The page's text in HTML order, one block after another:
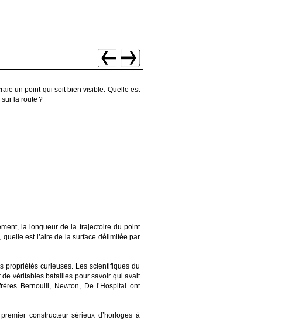
un point qui soit bien visible. Quelle est
la route ?
la longueur de la trajectoire du point
quelle est l’aire de la surface délimitée par
propriétés curieuses. Les scientifiques du
véritables batailles pour savoir qui avait
Bernoulli, Newton, De l’Hospital ont
constructeur sérieux d’horloges à